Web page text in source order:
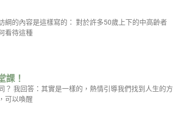
的內容是這樣寫的： 對於許多50歲上下的中高齡者
看待這種
課！
我回答：其實是一樣的，熱情引導我們找到人生的方
可以喚醒